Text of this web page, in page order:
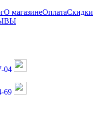
О магазинеОплатаСкидки
04
69